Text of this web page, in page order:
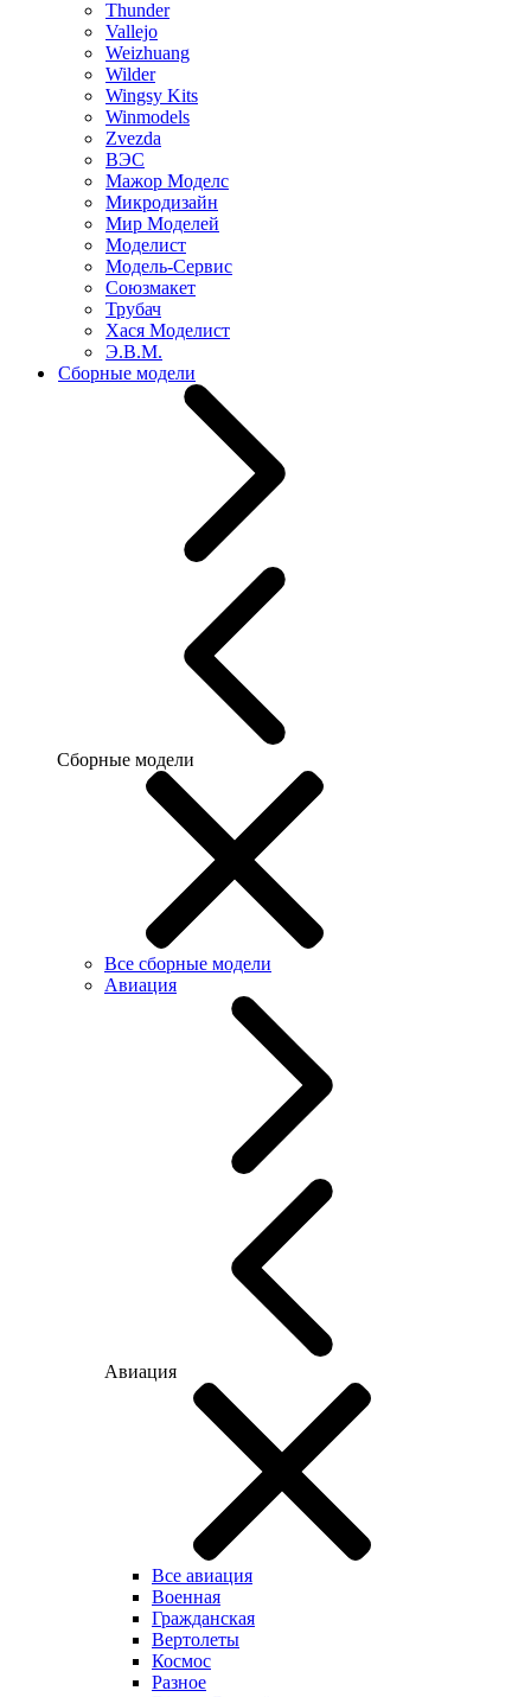
Thunder
Vallejo
Weizhuang
Wilder
Wingsy Kits
Winmodels
Zvezda
ВЭС
Мажор Моделс
Микродизайн
Мир Моделей
Моделист
Модель-Сервис
Союзмакет
Трубач
Хася Моделист
Э.В.М.
Сборные модели
Сборные модели
Все сборные модели
Авиация
Авиация
Все авиация
Военная
Гражданская
Вертолеты
Космос
Разное